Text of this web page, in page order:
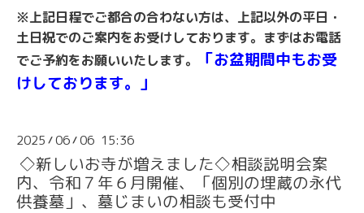
※上記日程でご都合の合わない方は、上記以外の平日・
土日祝でのご案内をお受けしております。まずはお電話
でご予約をお願いいたします。
「お盆期間中もお受
けしております。」
2025 /06/06 15:36
◇新しいお寺が増えました◇相談説明会案
内、令和７年６月開催、「個別の埋蔵の永代
供養墓」、墓じまいの相談も受付中